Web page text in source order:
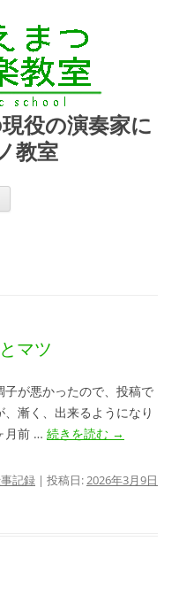
役の演奏家に
教室
マツ
子が悪かったので、投稿で
、漸く、出来るようになり
月前 … 続きを読む →
記録 | 投稿日:2026年3月9日